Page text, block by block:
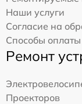
Наши услуги
Согласие на
Способы оплаты
Ремонт
Проекторов